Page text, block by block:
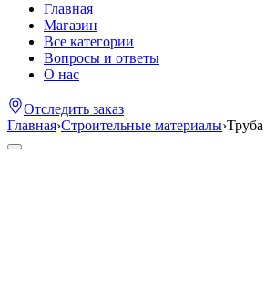
Главная
Магазин
Все категории
Вопросы и ответы
О нас
Отследить заказ
Главная›Строительные материалы›